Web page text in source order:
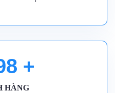
+
HÀNG